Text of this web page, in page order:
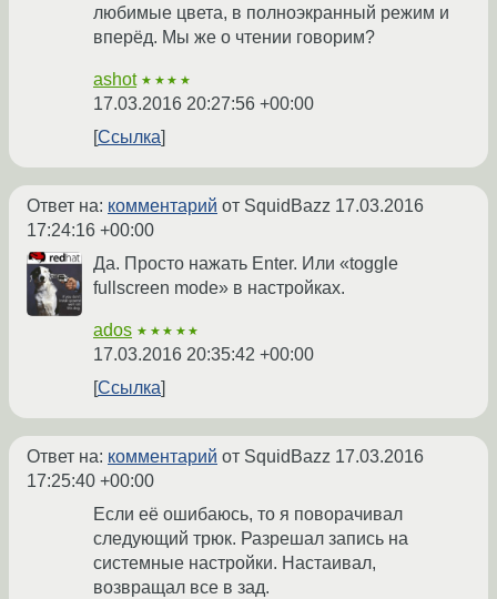
любимые цвета, в полноэкранный режим и
вперёд. Мы же о чтении говорим?
ashot ★★★★
17.03.2016 20:27:56 +00:00
Ссылка
Ответ на: комментарий от SquidBazz 17.03.2016
17:24:16 +00:00
Да. Просто нажать Enter. Или «toggle
fullscreen mode» в настройках.
ados ★★★★★
17.03.2016 20:35:42 +00:00
Ссылка
Ответ на: комментарий от SquidBazz 17.03.2016
17:25:40 +00:00
Если её ошибаюсь, то я поворачивал
следующий трюк. Разрешал запись на
системные настройки. Настаивал,
возвращал все в зад.